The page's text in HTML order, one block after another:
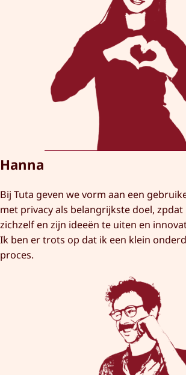
Hanna
Bij Tuta geven we vorm aan een
met privacy als belangrijkste doel, zpdat
zichzelf en zijn ideeën te uiten en
Ik ben er trots op dat ik een klein
proces.